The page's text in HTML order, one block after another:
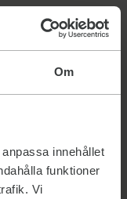
Om
innehållet
funktioner
Vi